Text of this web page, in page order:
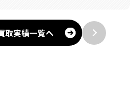
取実績一覧へ